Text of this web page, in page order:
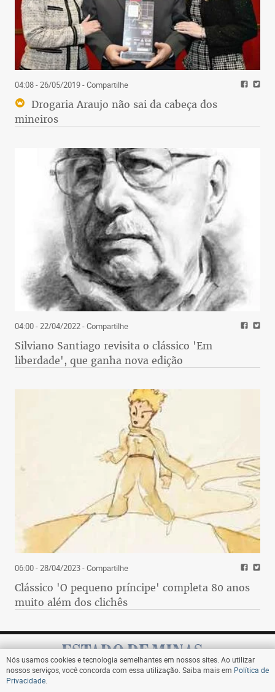
04:08 - 26/05/2019- Compartilhe
Drogaria Araujo não sai da cabeça dos
mineiros
04:00 - 22/04/2022- Compartilhe
Silviano Santiago revisita o clássico 'Em
liberdade', que ganha nova edição
06:00 - 28/04/2023- Compartilhe
Clássico 'O pequeno príncipe' completa 80 anos
muito além dos clichês
Nós usamos cookies e tecnologia semelhantes em nossos sites. Ao utilizar
nossos serviços, você concorda com essa utilização. Saiba mais em Política de
Privacidade